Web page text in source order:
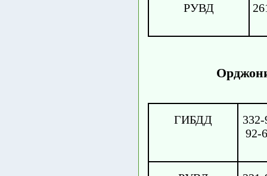
РУВД
ГИБДД
92-